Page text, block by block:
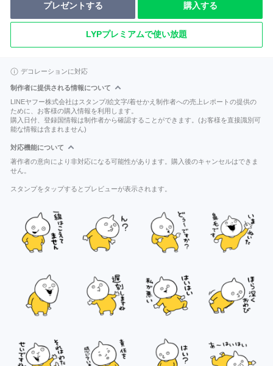
プレゼントする 購入する
LYPプレミアムで使い放題
デコレーションに対応
制作者に提供される情報について
LINEヤフー株式会社はスタンプ/絵文字/着せかえ制作者への売上レポートの提供の
ために、お客様の購入情報を利用します。
購入日付、登録国情報は制作者から確認することができます。(お客様を直接識別可
能な情報は含まれません)
対応機能について
著作者の意向により非対応になる可能性があります。購入後のキャンセルはできま
せん。
スタンプをタップするとプレビューが表示されます。